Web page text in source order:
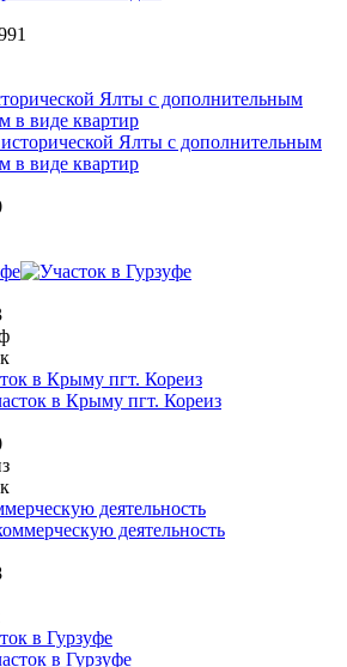
Ялты с дополнительным
в виде квартир
в Крыму пгт. Кореиз
деятельность
в Гурзуфе